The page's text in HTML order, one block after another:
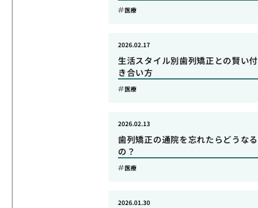
医療
生活スタイル別歯列矯正との賢い付
き合い方
2026.02.17
医療
歯列矯正の通院を忘れたらどうなる
の？
2026.02.13
医療
2026.01.30